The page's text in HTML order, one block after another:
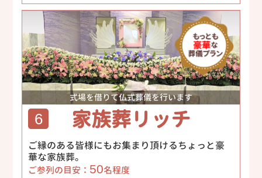
式場を借りて仏式葬儀を行います
6 家族葬リッチ
ご縁のある皆様にもお集まり頂けるちょっと豪
華な家族葬。
ご参列の目安： 50名程度